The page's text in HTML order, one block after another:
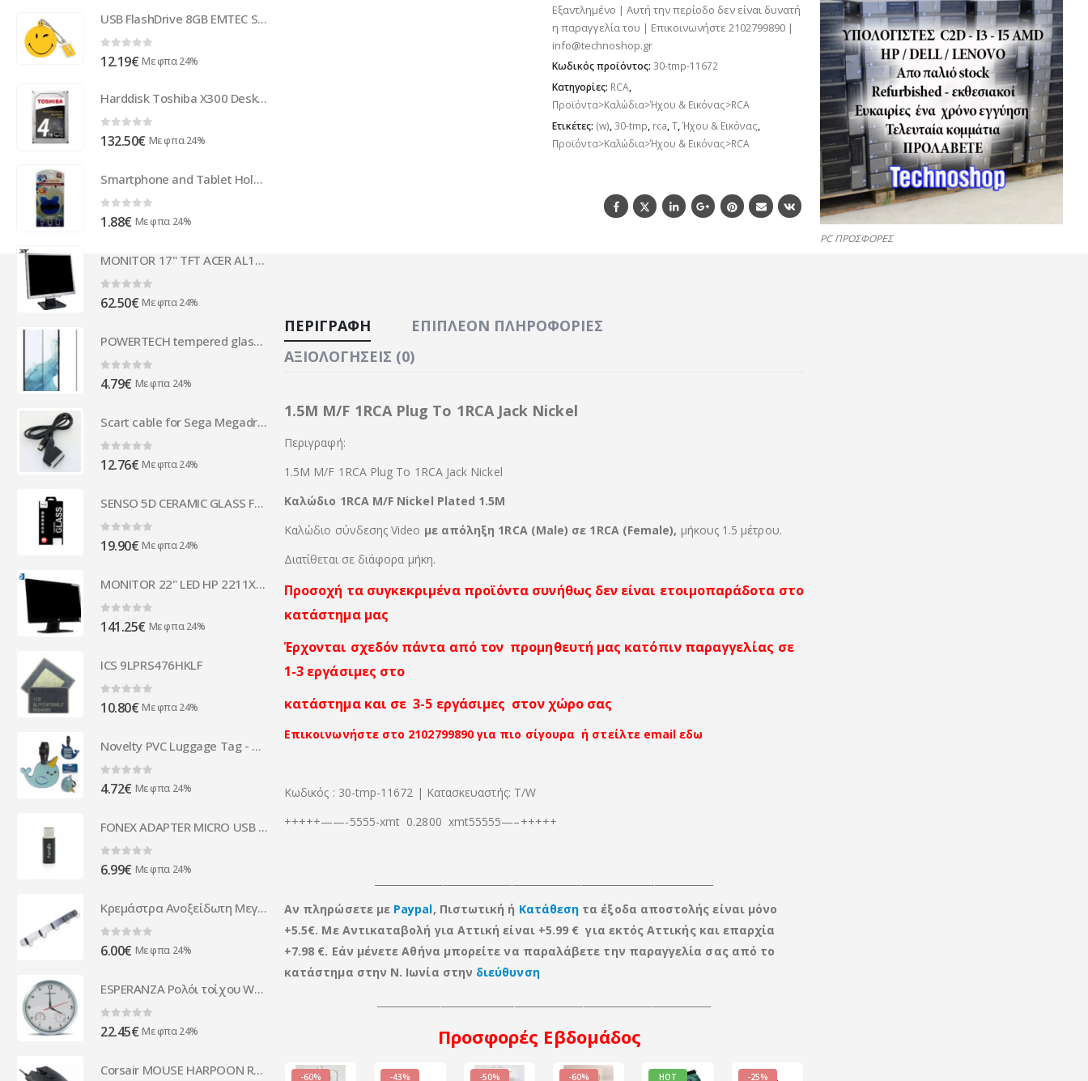
Εξαντλημένο | Αυτή την περίοδο δεν είναι δυνατή
η παραγγελία του | Επικοινωνήστε 2102799890 |
info@technoshop.gr
Κωδικός προϊόντος: 30-tmp-11672
Κατηγορίες: RCA,
Προϊόντα>Καλώδια>Ήχου & Εικόνας>RCA
Ετικέτες: (w),30-tmp, rca,T,Ήχου & Εικόνας,
Προϊόντα>Καλώδια>Ήχου & Εικόνας>RCA
ΠΕΡΙΓΡΑΦΉ
ΕΠΙΠΛΈΟΝ ΠΛΗΡΟΦΟΡΊΕΣ
ΑΞΙΟΛΟΓΉΣΕΙΣ (0)
1.5M M/F 1RCA Plug To 1RCA Jack Nickel
Περιγραφή:
1.5M M/F 1RCA Plug To 1RCA Jack Nickel
Καλώδιο 1RCA M/F Nickel Plated 1.5Μ
Καλώδιο σύνδεσης Video με απόληξη 1RCA (Male) σε 1RCA (Female), μήκους 1.5 μέτρου.
Διατίθεται σε διάφορα μήκη.
Προσοχή τα συγκεκριμένα προϊόντα συνήθως δεν είναι ετοιμοπαράδοτα στο
κατάστημα μας
Έρχονται σχεδόν πάντα από τον προμηθευτή μας κατόπιν παραγγελίας σε
1-3 εργάσιμες στο
κατάστημα και σε 3-5 εργάσιμες στον χώρο σας
Επικοινωνήστε στο 2102799890 για πιο σίγουρα ή στείλτε email εδω
Κωδικός : 30-tmp-11672 | Κατασκευαστής: T/W
+++++——-5555-xmt 0.2800 xmt55555—–+++++
Αν πληρώσετε με Paypal, Πιστωτική ή Κατάθεση τα έξοδα αποστολής είναι μόνο
+5.5€. Με Αντικαταβολή για Αττική είναι +5.99 € για εκτός Αττικής και επαρχία
+7.98 €. Εάν μένετε Αθήνα μπορείτε να παραλάβετε την παραγγελία σας από το
κατάστημα στην Ν. Ιωνία στην διεύθυνση
Προσφορές Εβδομάδος
-60% -43% -50% -60%
HOT
-25%
USB FlashDrive 8GB EMTEC SmileyWorld -Take it easy- (Yellow)
0 out of 5
12.19€ Με φπα 24%
Harddisk Toshiba X300 Desktop 4TB HDWE140UZSVA
0 out of 5
132.50€ Με φπα 24%
Smartphone and Tablet Holder - 360 handle Blue
0 out of 5
1.88€ Με φπα 24%
MONITOR 17" TFT ACER AL1716 BL-SL GA
0out of 5
62.50€ Με φπα 24%
POWERTECH tempered glass 5D TGC-0725 για Samsung Galaxy S23, full glue
0out of 5
4.79€ Με φπα 24%
Scart cable for Sega Megadrive 1
0 out of 5
12.76€ Με φπα 24%
SENSO 5D CERAMIC GLASS FULL FACE XIAOMI MI 11 ULTRA black
0 out of 5
19.90€ Με φπα 24%
MONITOR 22" LED HP 2211X BL WIDE NO PSU GA
0 out of 5
141.25€ Με φπα 24%
ICS 9LPRS476HKLF
0 out of 5
10.80€ Με φπα 24%
Novelty PVC Luggage Tag - Narwhal
0out of 5
4.72€ Με φπα 24%
FONEX ADAPTER MICRO USB TO TYPE C black
0out of 5
6.99€ Με φπα 24%
Κρεμάστρα Ανοξείδωτη Μεγάλη
0out of 5
6.00€ Με φπα 24%
ESPERANZA Ρολόι τοίχου Washington EHC008W, 30cm, λευκό
0 out of 5
22.45€ Με φπα 24%
Corsair MOUSE HARPOON RGB PRO FPS/MOBA Gaming Mouse CH-9301111-EU
PC ΠΡΟΣΦΟΡΕΣ